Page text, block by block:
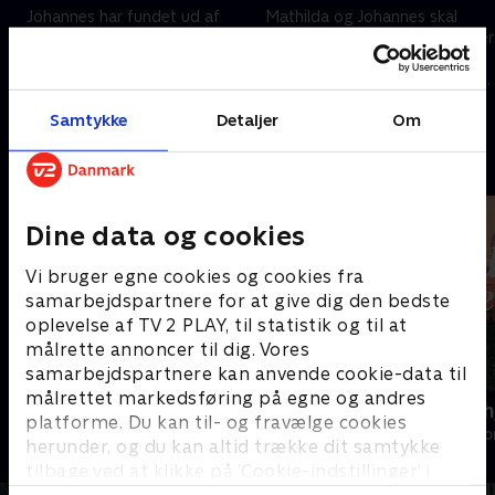
Samtykke Detaljer Om
Dine data og cookies
Vi bruger egne cookies og cookies fra
samarbejdspartnere for at give dig den bedste
oplevelse af TV 2 PLAY, til statistik og til at
målrette annoncer til dig. Vores
samarbejdspartnere kan anvende cookie-data til
målrettet markedsføring på egne og andres
platforme. Du kan til- og fravælge cookies
herunder, og du kan altid trække dit samtykke
tilbage ved at klikke på ’Cookie-indstillinger’ i
Johannes har fundet ud af
Mathilda og Johannes skal
beslutte, om de skal giftes eller
ej, og Mathilda får råd om
Sigge hjemme
Andre så også
Headhunters
Drama • 1 sæsoner
Hånden på
Drama • 1